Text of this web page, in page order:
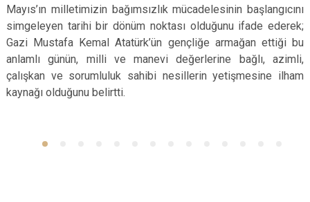
Mayıs’ın milletimizin bağımsızlık mücadelesinin başlangıcını
simgeleyen tarihi bir dönüm noktası olduğunu ifade ederek;
Gazi Mustafa Kemal Atatürk’ün gençliğe armağan ettiği bu
anlamlı günün, milli ve manevi değerlerine bağlı, azimli,
çalışkan ve sorumluluk sahibi nesillerin yetişmesine ilham
kaynağı olduğunu belirtti.